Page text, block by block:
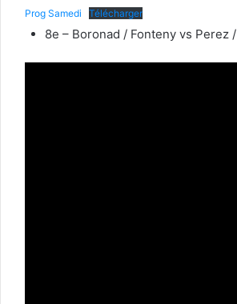
Prog Samedi Télécharger
8e – Boronad / Fonteny vs Perez